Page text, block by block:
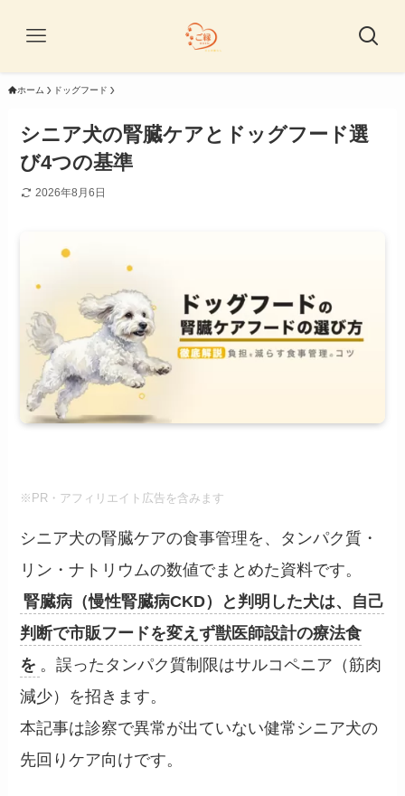
ホーム ドッグフード
シニア犬の腎臓ケアとドッグフード選
び4つの基準
2026年8月6日
※PR・アフィリエイト広告を含みます
シニア犬の腎臓ケアの食事管理を、タンパク質・
リン・ナトリウムの数値でまとめた資料です。
腎臓病（慢性腎臓病CKD）と判明した犬は、自己
判断で市販フードを変えず獣医師設計の療法食
を 。誤ったタンパク質制限はサルコペニア（筋肉
減少）を招きます。
本記事は診察で異常が出ていない健常シニア犬の
先回りケア向けです。